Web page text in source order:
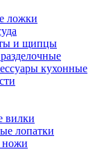
ложки
и щипцы
кухонные
вилки
лопатки
ножи